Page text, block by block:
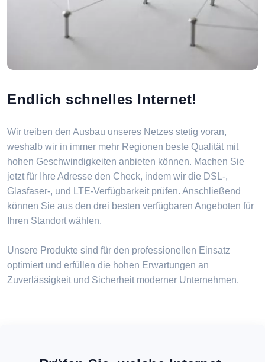
Endlich schnelles Internet!
Wir treiben den Ausbau unseres Netzes stetig voran,
weshalb wir in immer mehr Regionen beste Qualität mit
hohen Geschwindigkeiten anbieten können. Machen Sie
jetzt für Ihre Adresse den Check, indem wir die DSL-,
Glasfaser-, und LTE-Verfügbarkeit prüfen. Anschließend
können Sie aus den drei besten verfügbaren Angeboten für
Ihren Standort wählen.
Unsere Produkte sind für den professionellen Einsatz
optimiert und erfüllen die hohen Erwartungen an
Zuverlässigkeit und Sicherheit moderner Unternehmen.